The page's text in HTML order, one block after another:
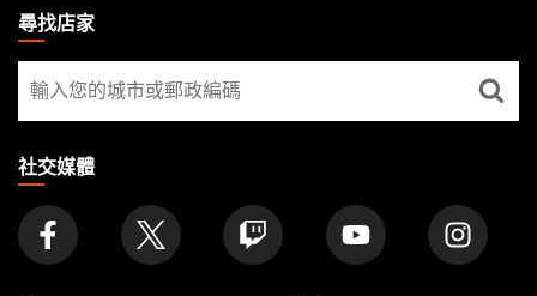
THE
GATHERING
FOOTER
尋找店家
尋
找
家
社交媒體